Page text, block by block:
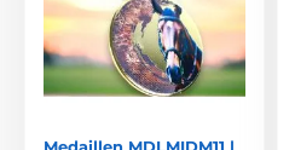
Medaillen MDLMIDM11 |